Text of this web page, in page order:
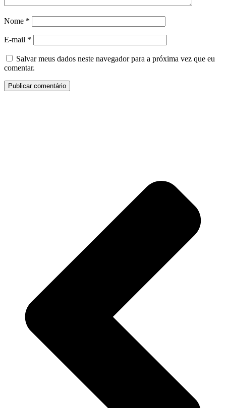
Nome *
E-mail *
Salvar meus dados neste navegador para a próxima vez que eu
comentar.